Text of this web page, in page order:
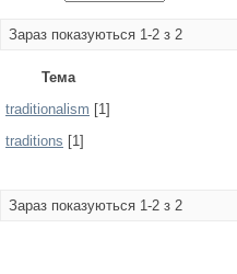
Зараз показуються 1-2 з 2
Тема
traditionalism [1]
traditions [1]
Зараз показуються 1-2 з 2